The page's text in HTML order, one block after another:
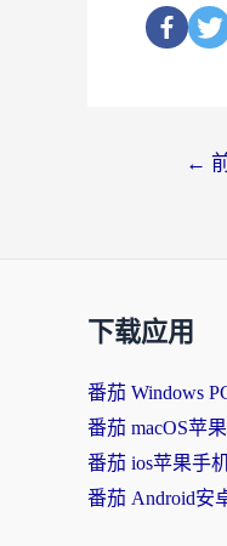
←
下载应用
番茄 Windows
番茄 macOS苹
番茄 ios苹果手
番茄 Android安